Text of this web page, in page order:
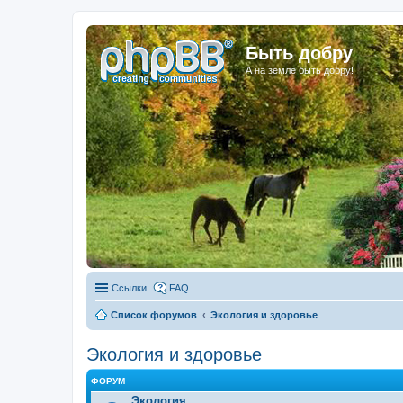
Быть добру
А на земле быть добру!
Ссылки FAQ
Список форумов Экология и здоровье
Экология и здоровье
ФОРУМ